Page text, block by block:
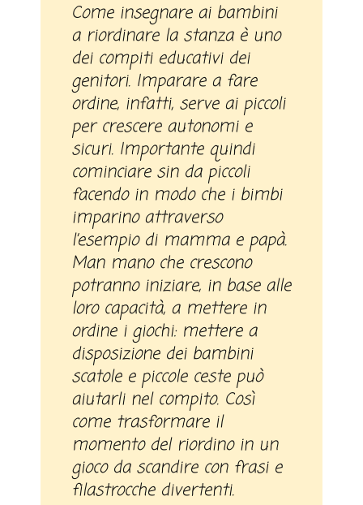
Come insegnare ai bambini
a riordinare la stanza è uno
dei compiti educativi dei
genitori. Imparare a fare
ordine, infatti, serve ai piccoli
per crescere autonomi e
sicuri. Importante quindi
cominciare sin da piccoli
facendo in modo che i bimbi
imparino attraverso
l’esempio di mamma e papà.
Man mano che crescono
potranno iniziare, in base alle
loro capacità, a mettere in
ordine i giochi: mettere a
disposizione dei bambini
scatole e piccole ceste può
aiutarli nel compito. Così
come trasformare il
momento del riordino in un
gioco da scandire con frasi e
filastrocche divertenti.